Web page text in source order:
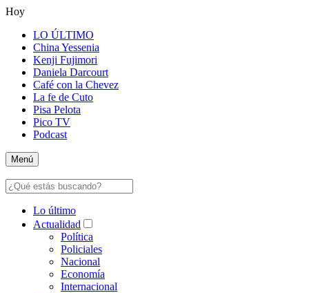
Hoy
LO ÚLTIMO
China Yessenia
Kenji Fujimori
Daniela Darcourt
Café con la Chevez
La fe de Cuto
Pisa Pelota
Pico TV
Podcast
Menú
Lo último
Actualidad
Política
Policiales
Nacional
Economía
Internacional